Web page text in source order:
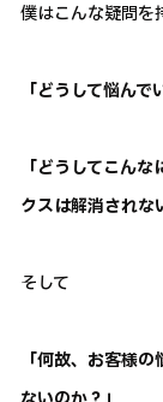
僕はこんな疑問を
「どうして悩ん
「どうしてこん
クスは解消されな
そして
「何故、お客様